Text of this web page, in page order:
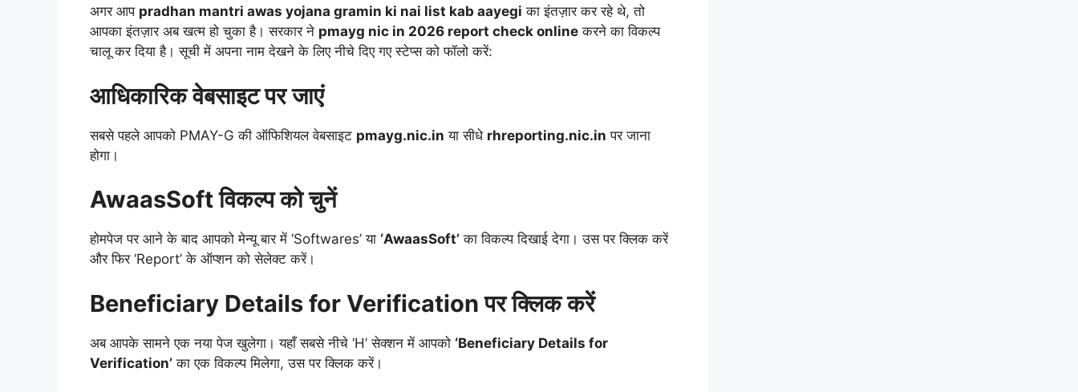
अगर आप pradhan mantri awas yojana gramin ki nai list kab aayegi का इंतज़ार कर रहे थे, तो
आपका इंतज़ार अब खत्म हो चुका है। सरकार ने pmayg nic in 2026 report check online करने का विकल्प
चालू कर दिया है। सूची में अपना नाम देखने के लिए नीचे दिए गए स्टेप्स को फॉलो करें:
आधिकारिक वेबसाइट पर जाएं
सबसे पहले आपको PMAY-G की ऑफिशियल वेबसाइट pmayg.nic.in या सीधे rhreporting.nic.in पर जाना
होगा।
AwaasSoft विकल्प को चुनें
होमपेज पर आने के बाद आपको मेन्यू बार में ‘Softwares’ या ‘AwaasSoft’ का विकल्प दिखाई देगा। उस पर क्लिक करें
और फिर ‘Report’ के ऑप्शन को सेलेक्ट करें।
Beneficiary Details for Verification पर क्लिक करें
अब आपके सामने एक नया पेज खुलेगा। यहाँ सबसे नीचे ‘H’ सेक्शन में आपको ‘Beneficiary Details for
Verification’ का एक विकल्प मिलेगा, उस पर क्लिक करें।